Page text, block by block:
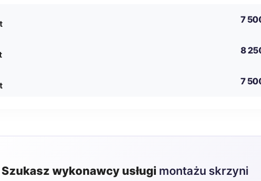
7
8
7
Szukasz wykonawcy usługi montażu skrzyni